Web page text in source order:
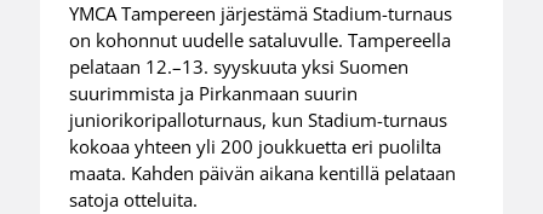
YMCA Tampereen järjestämä Stadium-turnaus
on kohonnut uudelle sataluvulle. Tampereella
pelataan 12.–13. syyskuuta yksi Suomen
suurimmista ja Pirkanmaan suurin
juniorikoripalloturnaus, kun Stadium-turnaus
kokoaa yhteen yli 200 joukkuetta eri puolilta
maata. Kahden päivän aikana kentillä pelataan
satoja otteluita.